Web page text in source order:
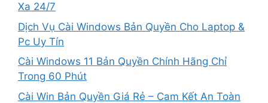
Xa 24/7
Dịch Vụ Cài Windows Bản Quyền Cho Laptop &
Pc Uy Tín
Cài Windows 11 Bản Quyền Chính Hãng Chỉ
Trong 60 Phút
Cài Win Bản Quyền Giá Rẻ – Cam Kết An Toàn